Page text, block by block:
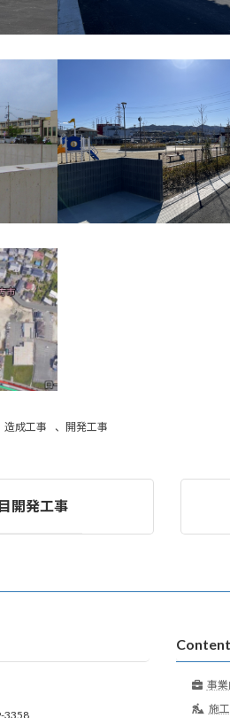
造成工事 、開発工事
開発工事
3358
事
施